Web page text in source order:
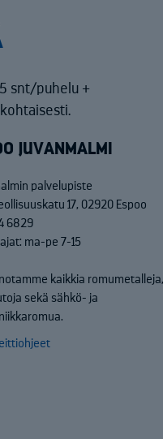
snt/puhelu +
JUVANMALMI
palvelupiste
17, 02920 Espoo
6829
ma-pe 7-15
kaikkia romumetalleja,
sekä sähkö- ja